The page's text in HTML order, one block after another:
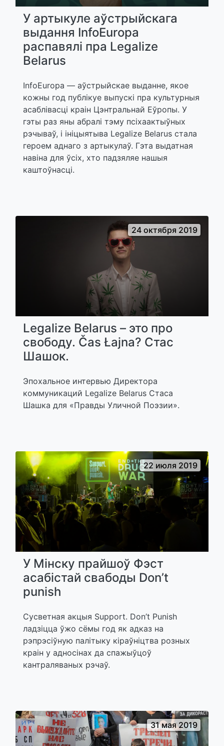
У артыкуле аўстрыйскага
выдання InfoEuropa
распавялі пра Legalize
Belarus
InfoEuropa — аўстрыйскае выданне, якое
кожны год публікуе выпускі пра культурныя
асаблівасці краін Цэнтральнай Еўропы. У
гэты раз яны абралі тэму псіхаактыўных
рэчываў, і ініцыятыва Legalize Belarus стала
героем аднаго з артыкулаў. Гэта выдатная
навіна для ўсіх, хто падзяляе нашыя
каштоўнасці.
24 октября 2019
Legalize Belarus – это про
свободу. Čas Łajna? Стас
Шашок.
Эпохальное интервью Директора
коммуникаций Legalize Belarus Стаса
Шашка для «Правды Уличной Поэзии».
22 июля 2019
У Мінску прайшоў Фэст
асабістай свабоды Don’t
punish
Сусветная акцыя Support. Don’t Punish
ладзіцца ўжо сёмы год як адказ на
рэпрэсіўную палітыку кіраўніцтва розных
краін у адносінах да спажыўцоў
кантраляваных рэчаў.
31 мая 2019